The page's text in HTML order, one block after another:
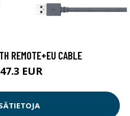
REMOTE+EU CABLE
EUR